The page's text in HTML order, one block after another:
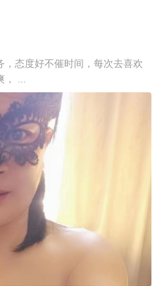
态度好不催时间，每次去喜欢
...